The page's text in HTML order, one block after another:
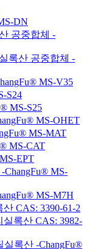
DN
공중합체 -
록산 공중합체 -
MS-V35
S24
MS-S25
MS-OHET
MS-MAT
MS-CAT
EPT
MS-
MS-M7H
CAS: 3390-61-2
록산 CAS: 3982-
록산 -ChangFu®